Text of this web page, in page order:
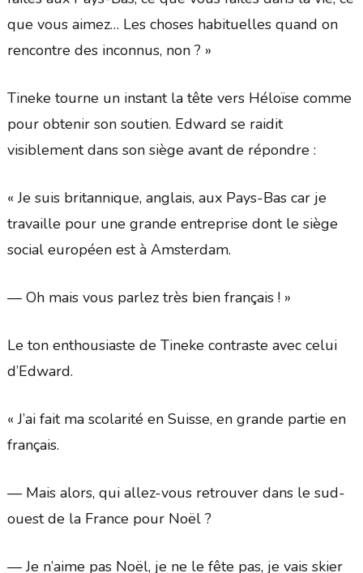
que vous aimez… Les choses habituelles quand on
rencontre des inconnus, non ? »
Tineke tourne un instant la tête vers Héloïse comme
pour obtenir son soutien. Edward se raidit
visiblement dans son siège avant de répondre :
« Je suis britannique, anglais, aux Pays-Bas car je
travaille pour une grande entreprise dont le siège
social européen est à Amsterdam.
— Oh mais vous parlez très bien français ! »
Le ton enthousiaste de Tineke contraste avec celui
d’Edward.
« J’ai fait ma scolarité en Suisse, en grande partie en
français.
— Mais alors, qui allez-vous retrouver dans le sud-
ouest de la France pour Noël ?
— Je n’aime pas Noël, je ne le fête pas, je vais skier